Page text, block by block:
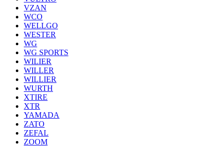
VZAN
WCO
WELLGO
WESTER
WG
WG SPORTS
WILIER
WILLER
WILLIER
WURTH
XTIRE
XTR
YAMADA
ZATO
ZEFAL
ZOOM